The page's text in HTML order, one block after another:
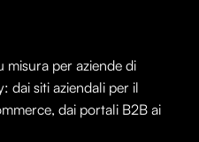
misura per aziende di
dai siti aziendali per il
dai portali B2B ai